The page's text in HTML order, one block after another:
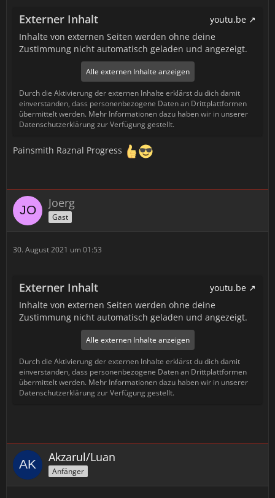
Externer Inhalt
youtu.be
Inhalte von externen Seiten werden ohne deine
Zustimmung nicht automatisch geladen und angezeigt.
Alle externen Inhalte anzeigen
Durch die Aktivierung der externen Inhalte erklärst du dich damit
einverstanden, dass personenbezogene Daten an Drittplattformen
übermittelt werden. Mehr Informationen dazu haben wir in unserer
Datenschutzerklärung zur Verfügung gestellt.
Painsmith Raznal Progress
Joerg
Gast
30. August 2021 um 01:53
Externer Inhalt
youtu.be
Inhalte von externen Seiten werden ohne deine
Zustimmung nicht automatisch geladen und angezeigt.
Alle externen Inhalte anzeigen
Durch die Aktivierung der externen Inhalte erklärst du dich damit
einverstanden, dass personenbezogene Daten an Drittplattformen
übermittelt werden. Mehr Informationen dazu haben wir in unserer
Datenschutzerklärung zur Verfügung gestellt.
Akzarul/Luan
Anfänger